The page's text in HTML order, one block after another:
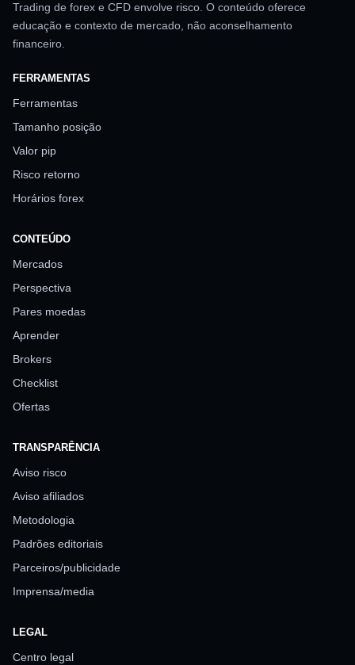
Trading de forex e CFD envolve risco. O conteúdo oferece
educação e contexto de mercado, não aconselhamento
financeiro.
FERRAMENTAS
Ferramentas
Tamanho posição
Valor pip
Risco retorno
Horários forex
CONTEÚDO
Mercados
Perspectiva
Pares moedas
Aprender
Brokers
Checklist
Ofertas
TRANSPARÊNCIA
Aviso risco
Aviso afiliados
Metodologia
Padrões editoriais
Parceiros/publicidade
Imprensa/media
LEGAL
Centro legal